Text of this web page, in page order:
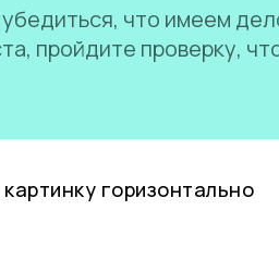
что имеем
пройдите проверку,
горизонтально